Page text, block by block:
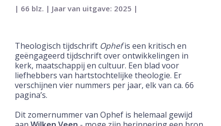
| 66 blz. | Jaar van uitgave: 2025 |
Theologisch tijdschrift Ophefis een kritisch en
geëngageerd tijdschrift over ontwikkelingen in
kerk, maatschappij en cultuur. Een blad voor
liefhebbers van hartstochtelijke theologie. Er
verschijnen vier nummers per jaar, elk van ca. 66
pagina’s.
Dit zomernummer van Ophef is helemaal gewijd